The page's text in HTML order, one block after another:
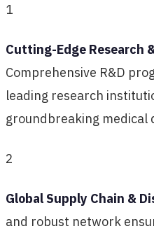
1
Cutting-Edge Research
Comprehensive R&D
leading research
groundbreaking medical
2
Global Supply Chain &
and robust network